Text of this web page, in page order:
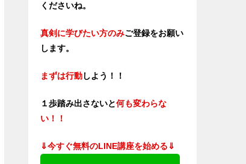
くださいね。
真剣に学びたい方のみご登録をお願い
します。
まずは行動しよう！！
１歩踏み出さないと何も変わらな
い！！
⇓今すぐ無料のLINE講座を始める⇓